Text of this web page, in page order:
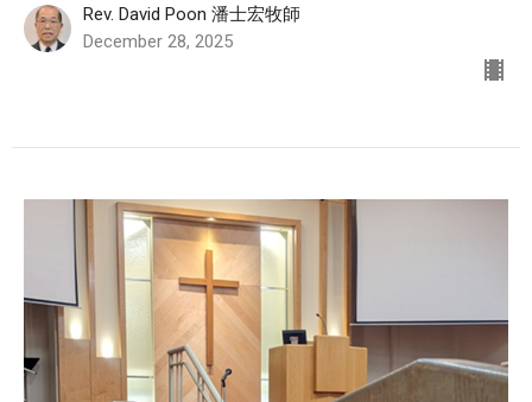
Rev. David Poon 潘士宏牧師
December 28, 2025